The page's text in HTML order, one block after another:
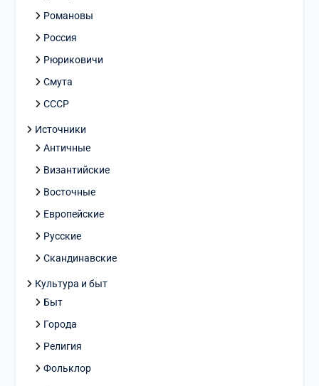
Романовы
Россия
Рюриковичи
Смута
СССР
Источники
Античные
Византийские
Восточные
Европейские
Русские
Скандинавские
Культура и быт
Быт
Города
Религия
Фольклор